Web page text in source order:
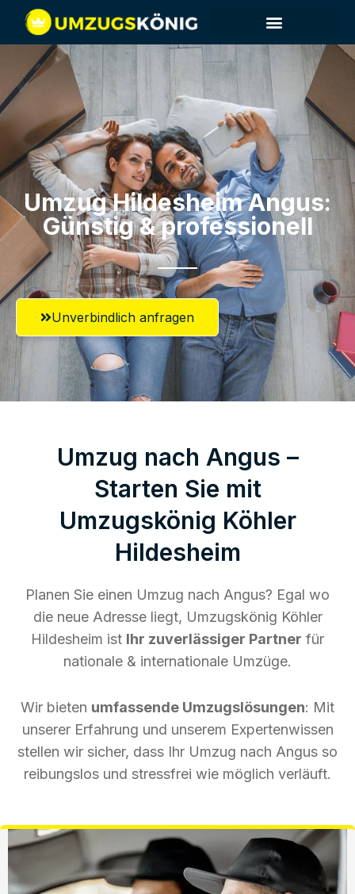
Umzug Hildesheim​ Angus:
Günstig & professionell​
Unverbindlich anfragen
Umzug nach Angus –
Starten Sie mit
Umzugskönig Köhler
Hildesheim
Planen Sie einen Umzug nach Angus? Egal wo
die neue Adresse liegt, Umzugskönig Köhler
Hildesheim ist Ihr zuverlässiger Partner für
nationale & internationale Umzüge.
Wir bieten umfassende Umzugslösungen: Mit
unserer Erfahrung und unserem Expertenwissen
stellen wir sicher, dass Ihr Umzug nach Angus so
reibungslos und stressfrei wie möglich verläuft.